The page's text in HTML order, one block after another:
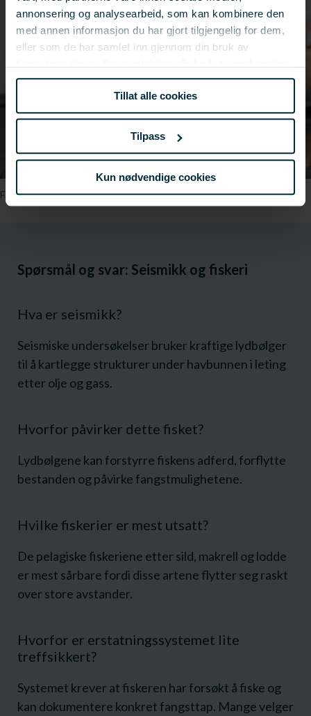
annonsering og analysearbeid, som kan kombinere den
med annen informasjon du har gjort tilgjengelig for dem,
eller som de har samlet inn gjennom din bruk av
informasjonskapsler ved å bruke nettstedet vårt.
Tillat alle cookies
Tilpass
Kun nødvendige cookies
Fagsjef for fiskeri i FHF, Rita Naustvik // Foto: Marius Fiskum
Spørsmål og svar: Seismikk og fiskeri
Hva er seismikk?
Seismiske undersøkelser bruker kraftige lydbølger
til å kartlegge strukturer under havbunnen i leting
etter olje og gass.
Hvorfor påvirker dette fisket?
Lydbølgene kan forstyrre fiskens adferd, forflytte
bestanden og påvirke fangstmulighetene.
Hvilke fiskerier er mest utsatt?
De pelagiske fiskeriene etter sild, makrell og lodde
er mest sårbare fordi disse artene flytter seg raskt
over store avstander.
Hvorfor er erstatningssystemet lite
treffsikkert?
Systemet krever at fiskeren har forsøkt å fiske og
kan dokumentere konkret fangsttap. Mange velger